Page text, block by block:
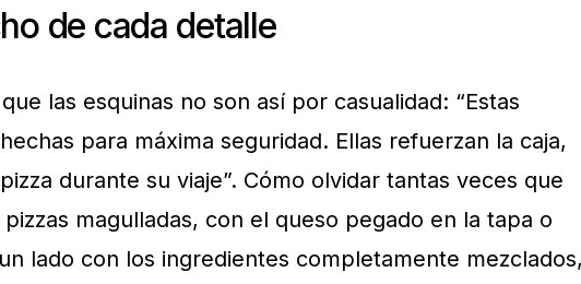
de cada detalle
las esquinas no son así por casualidad: “Estas
para máxima seguridad. Ellas refuerzan la caja,
durante su viaje”. Cómo olvidar tantas veces que
magulladas, con el queso pegado en la tapa o
lado con los ingredientes completamente